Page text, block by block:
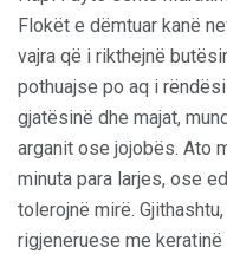
Flokët e dëmtuar kanë
vajra që i rikthejnë
pothuajse po aq i
gjatësinë dhe majat,
arganit ose jojobës. Ato
minuta para larjes, ose
tolerojnë mirë.
rigjeneruese me